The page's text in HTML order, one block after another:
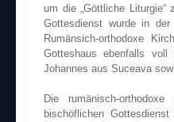
um die „Göttliche
Gottesdienst wurde in
Rumänsich-orthodoxe
Gotteshaus ebenfalls
Johannes aus Suceava
Die rumänisch-
bischöflichen